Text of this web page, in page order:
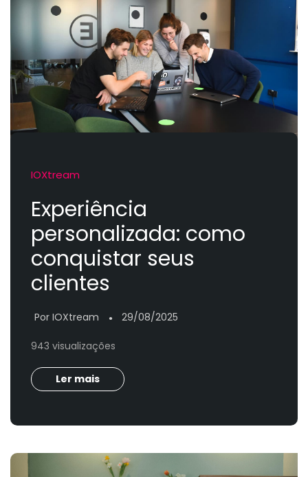
IOXtream
Experiência
personalizada: como
conquistar seus
clientes
Por IOXtream ● 29/08/2025
943 visualizações
Ler mais